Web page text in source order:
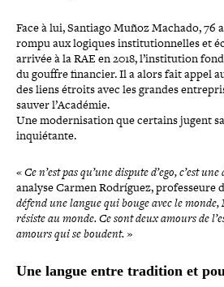
Face à lui, Santiago Muñoz Machado, 76
rompu aux logiques ins­ti­tu­tion­nelles et
arrivée à la RAE en 2018, l’institution
du gouffre financier. Il a alors fait appel
des liens étroits avec les grandes
sauver l’Académie.
Une moder­ni­sa­tion que certains jugent
inquiétante.
«Ce n’est pas qu’une dispute d’ego, c’est
analyse Carmen Rodríguez, pro­fes­seure
défend une langue qui bouge avec le
résiste au monde. Ce sont deux amours de
amours qui se boudent.»
Une langue entre tradition et